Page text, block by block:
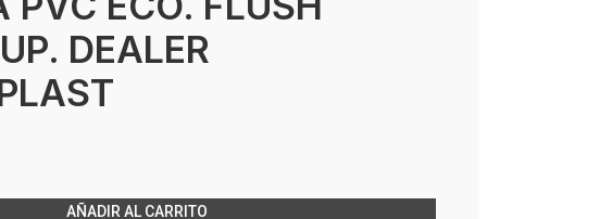
DEALER
AÑADIR AL CARRITO